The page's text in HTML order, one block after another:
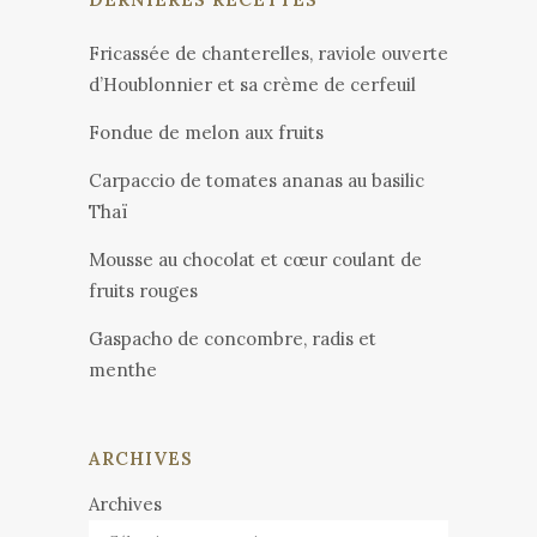
Fricassée de chanterelles, raviole ouverte
d’Houblonnier et sa crème de cerfeuil
Fondue de melon aux fruits
Carpaccio de tomates ananas au basilic
Thaï
Mousse au chocolat et cœur coulant de
fruits rouges
Gaspacho de concombre, radis et
menthe
ARCHIVES
Archives